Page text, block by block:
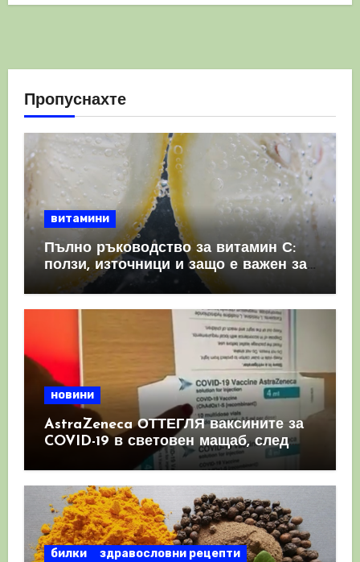
Пропуснахте
витамини
Пълно ръководство за витамин С:
ползи, източници и защо е важен за
имунната система
новини
AstraZeneca ОТТЕГЛЯ ваксините за
COVID-19 в световен мащаб, след
като призна, че те причиняват
билки
здравословни рецепти